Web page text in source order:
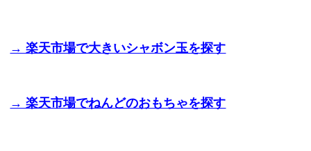
→ 楽天市場で大きいシャボン玉を探す
→ 楽天市場でねんどのおもちゃを探す